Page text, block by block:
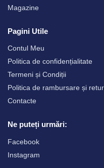
Magazine
Pagini Utile
Contul Meu
Politica de confidențialitate
Termeni și Condiții
Politica de rambursare și
Contacte
Ne puteți urmări:
Facebook
Instagram